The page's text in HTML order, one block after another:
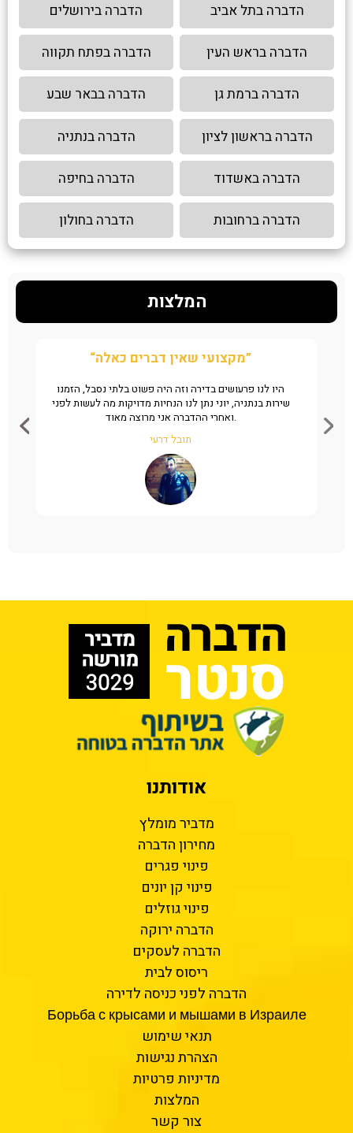
הדברה בתל אביב הדברה בירושלים
הדברה בראש העין הדברה בפתח תקווה
הדברה ברמת גן הדברה בבאר שבע
הדברה בראשון לציון הדברה בנתניה
הדברה באשדוד הדברה בחיפה
הדברה ברחובות הדברה בחולון
המלצות
היו לנו פרעושים
שירות בנתניה, יוני
ואחרי ההדברה אני מרוצה מאוד.
גללים של חולדה במטבח של המשרד, שלחנו אליכם
לזיהוי המענה היה ממש מהיר תוך דקות, ראינו שמדובר
והזמנו מיד שירות. אין ספק שמדובר במקצוענים
אודותנו
מדביר מומלץ
מחירון הדברה
פינוי פגרים
פינוי קן יונים
פינוי גוזלים
הדברה ירוקה
הדברה לעסקים
ריסוס לבית
הדברה לפני כניסה לדירה
Борьба с крысами и мышами в Израиле
תנאי שימוש
הצהרת נגישות
מדיניות פרטיות
המלצות
צור קשר